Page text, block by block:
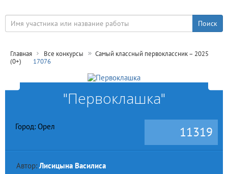
Главная Все конкурсы
Самый классный первоклассник – 2025
(0+)
17076
"Первоклашка"
Город: Орел 11319
Автор: Лисицына Василиса